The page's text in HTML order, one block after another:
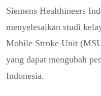
Siemens Healthineers
menyelesaikan studi
Mobile Stroke Unit
yang dapat mengubah
Indonesia.